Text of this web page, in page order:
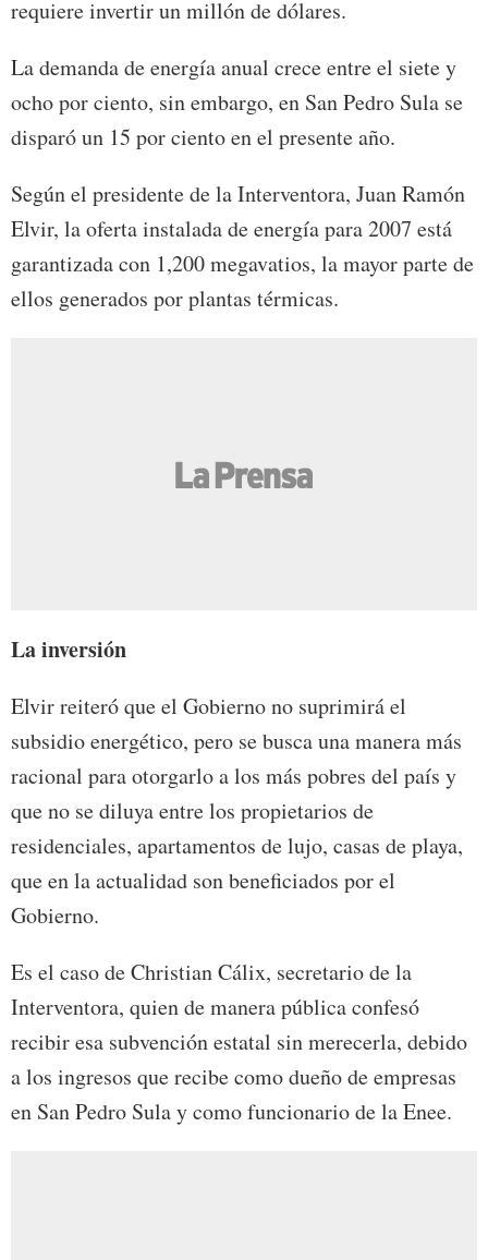
requiere invertir un millón de dólares.
La demanda de energía anual crece entre el siete y
ocho por ciento, sin embargo, en San Pedro Sula se
disparó un 15 por ciento en el presente año.
Según el presidente de la Interventora, Juan Ramón
Elvir, la oferta instalada de energía para 2007 está
garantizada con 1,200 megavatios, la mayor parte de
ellos generados por plantas térmicas.
La inversión
Elvir reiteró que el Gobierno no suprimirá el
subsidio energético, pero se busca una manera más
racional para otorgarlo a los más pobres del país y
que no se diluya entre los propietarios de
residenciales, apartamentos de lujo, casas de playa,
que en la actualidad son beneficiados por el
Gobierno.
Es el caso de Christian Cálix, secretario de la
Interventora, quien de manera pública confesó
recibir esa subvención estatal sin merecerla, debido
a los ingresos que recibe como dueño de empresas
en San Pedro Sula y como funcionario de la Enee.